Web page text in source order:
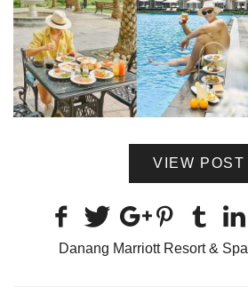
VIEW POST
Danang Marriott Resort & Spa